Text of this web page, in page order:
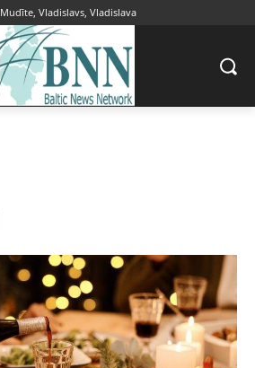
Mudīte, Vladislavs, Vladislava